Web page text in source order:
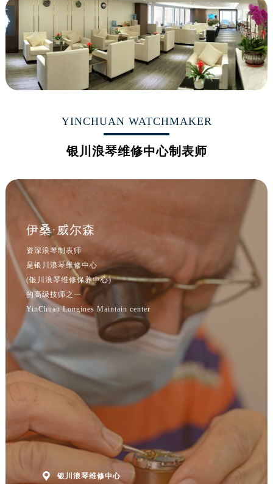
YINCHUAN WATCHMAKER
银川浪琴维修中心制表师
伊桑·威尔森
资深浪琴制表师
是银川浪琴维修中心
(银川浪琴维修保养中心)
的高级技师之一
YinChuan Longines Maintain center
 银川浪琴维修中心